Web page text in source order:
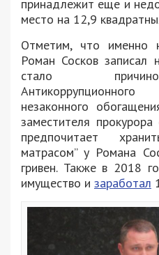
принадлежит еще и
место на 12,9
Отметим, что именно
Роман Сосков записал
стало
незаконного
заместителя
предпочитает
матрасом” у Романа
гривен. Также в 2018
имущество и заработал